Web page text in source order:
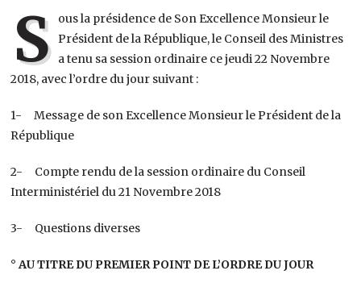
S ous la présidence de Son Excellence Monsieur le
Président de la République, le Conseil des Ministres
a tenu sa session ordinaire ce jeudi 22 Novembre
2018, avec l’ordre du jour suivant :
1- Message de son Excellence Monsieur le Président de la
République
2- Compte rendu de la session ordinaire du Conseil
Interministériel du 21 Novembre 2018
3- Questions diverses
° AU TITRE DU PREMIER POINT DE L’ORDRE DU JOUR